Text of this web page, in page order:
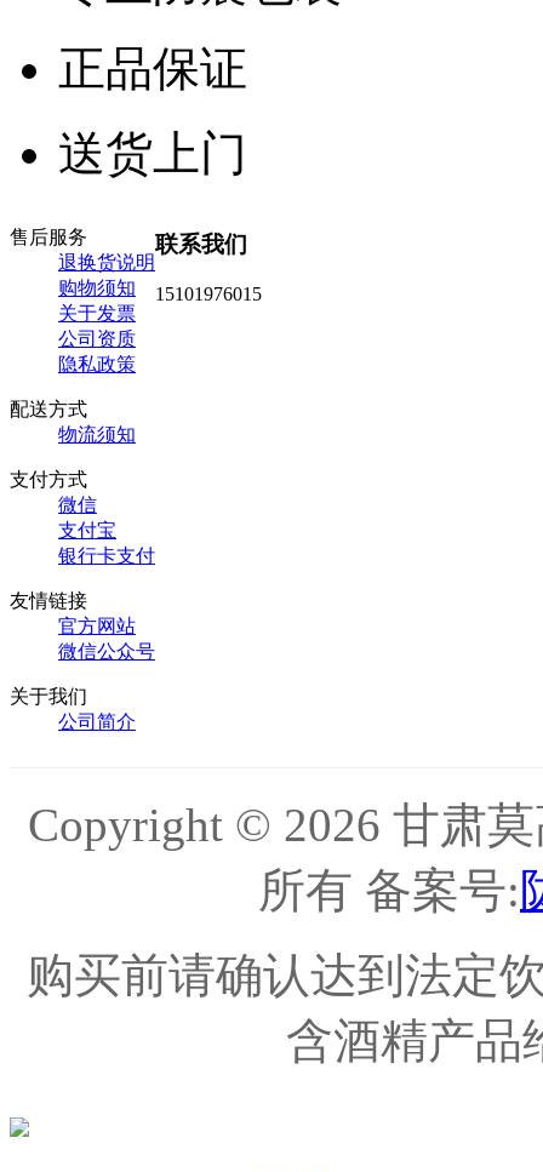
正品保证
送货上门
售后服务
退换货说明
购物须知
关于发票
公司资质
隐私政策
配送方式
物流须知
支付方式
微信
支付宝
银行卡支付
友情链接
官方网站
微信公众号
关于我们
公司简介
联系我们
15101976015
Copyright © 2026 甘肃
所有 备案号:
购买前请确认达到法定
含酒精产品